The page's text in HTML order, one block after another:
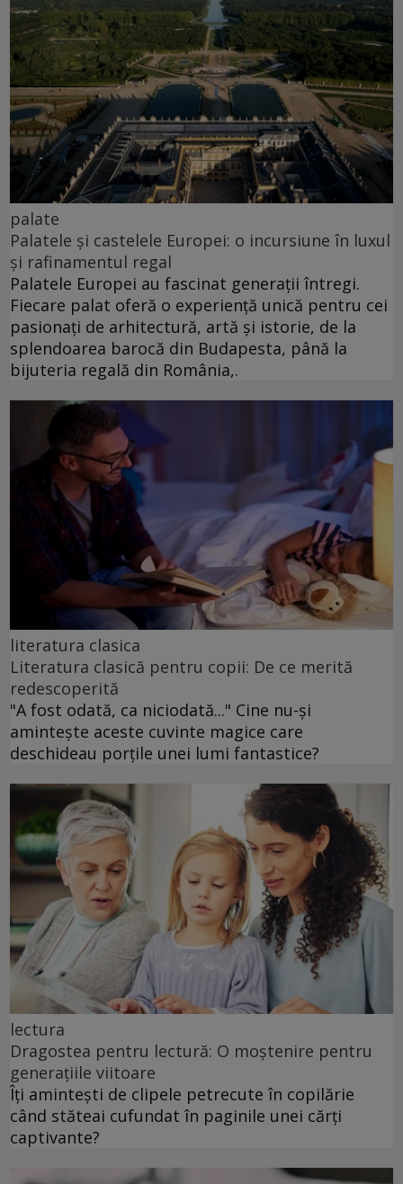
palate
Palatele și castelele Europei: o incursiune în luxul
și rafinamentul regal
Palatele Europei au fascinat generații întregi.
Fiecare palat oferă o experiență unică pentru cei
pasionați de arhitectură, artă și istorie, de la
splendoarea barocă din Budapesta, până la
bijuteria regală din România,.
literatura clasica
Literatura clasică pentru copii: De ce merită
redescoperită
"A fost odată, ca niciodată..." Cine nu-și
amintește aceste cuvinte magice care
deschideau porțile unei lumi fantastice?
lectura
Dragostea pentru lectură: O moștenire pentru
generațiile viitoare
Îți amintești de clipele petrecute în copilărie
când stăteai cufundat în paginile unei cărți
captivante?